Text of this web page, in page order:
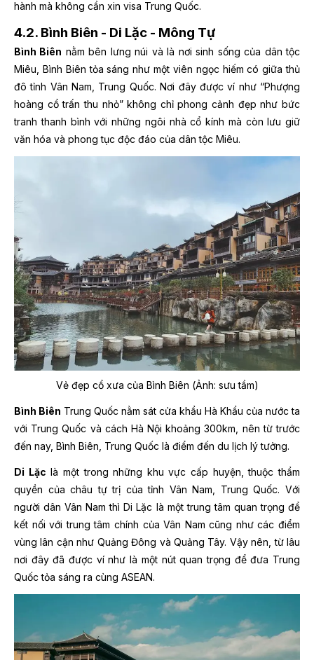
hành mà không cần xin visa Trung Quốc.
4.2. Bình Biên - Di Lặc - Mông Tự
Bình Biên nằm bên lưng núi và là nơi sinh sống của dân tộc
Miêu, Bình Biên tỏa sáng như một viên ngọc hiếm có giữa thủ
đô tỉnh Vân Nam, Trung Quốc. Nơi đây được ví như “Phượng
hoàng cổ trấn thu nhỏ” không chỉ phong cảnh đẹp như bức
tranh thanh bình với những ngôi nhà cổ kính mà còn lưu giữ
văn hóa và phong tục độc đáo của dân tộc Miêu.
Vẻ đẹp cổ xưa của Bình Biên (Ảnh: sưu tầm)
Bình Biên Trung Quốc nằm sát cửa khẩu Hà Khẩu của nước ta
với Trung Quốc và cách Hà Nội khoảng 300km, nên từ trước
đến nay, Bình Biên, Trung Quốc là điểm đến du lịch lý tưởng.
Di Lặc là một trong những khu vực cấp huyện, thuộc thẩm
quyền của châu tự trị của tỉnh Vân Nam, Trung Quốc. Với
người dân Vân Nam thì Di Lặc là một trung tâm quan trọng để
kết nối với trung tâm chính của Vân Nam cũng như các điểm
vùng lân cận như Quảng Đông và Quảng Tây. Vậy nên, từ lâu
nơi đây đã được ví như là một nút quan trọng để đưa Trung
Quốc tỏa sáng ra cùng ASEAN.